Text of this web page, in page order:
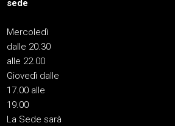
sede
Mercoledì
dalle 20.30
alle 22.00
Giovedì dalle
17.00 alle
19.00
La Sede sarà